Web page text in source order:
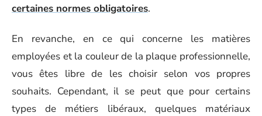
certaines normes obligatoires.
En revanche, en ce qui concerne les matières
employées et la couleur de la plaque professionnelle,
vous êtes libre de les choisir selon vos propres
souhaits. Cependant, il se peut que pour certains
types de métiers libéraux, quelques matériaux